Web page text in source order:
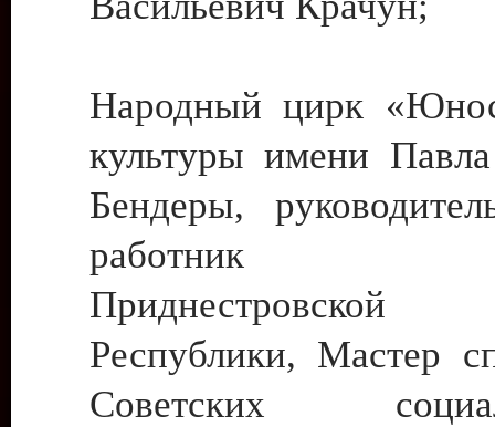
Народный цирк
культуры имени
Бендеры,
работник
Приднестровской
Республики, Мастер
Советских